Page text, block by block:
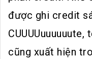
được ghi credit
cũng xuất hiện